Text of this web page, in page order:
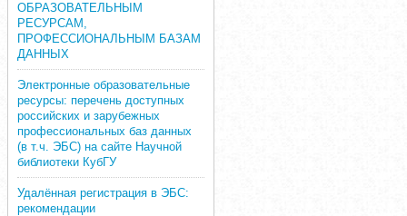
ОБРАЗОВАТЕЛЬНЫМ
РЕСУРСАМ,
ПРОФЕССИОНАЛЬНЫМ БАЗАМ
ДАННЫХ
Электронные образовательные
ресурсы: перечень доступных
российских и зарубежных
профессиональных баз данных
(в т.ч. ЭБС) на сайте Научной
библиотеки КубГУ
Удалённая регистрация в ЭБС:
рекомендации